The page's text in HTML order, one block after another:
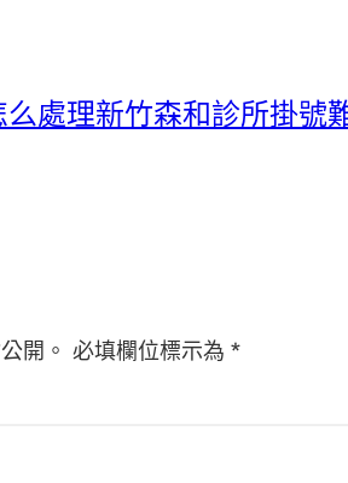
處理新竹森和診所掛號
開。 必填欄位標示為 *